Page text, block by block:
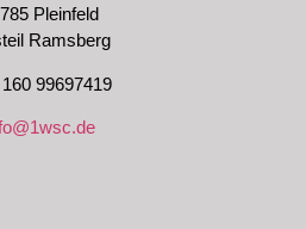
Pleinfeld
Ramsberg
99697419